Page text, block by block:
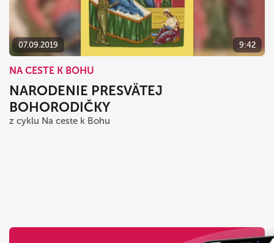
07.09.2019 9:42
NA CESTE K BOHU
NARODENIE PRESVÄTEJ
BOHORODIČKY
z cyklu Na ceste k Bohu